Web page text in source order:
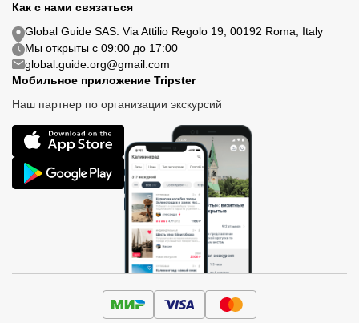
Как с нами связаться
Global Guide SAS. Via Attilio Regolo 19, 00192 Roma, Italy
Мы открыты с 09:00 до 17:00
global.guide.org@gmail.com
Мобильное приложение Tripster
Наш партнер по организации экскурсий